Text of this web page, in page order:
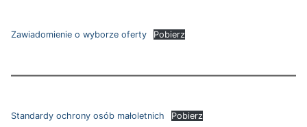
Zawiadomienie o wyborze oferty Pobierz
Standardy ochrony osób małoletnich Pobierz